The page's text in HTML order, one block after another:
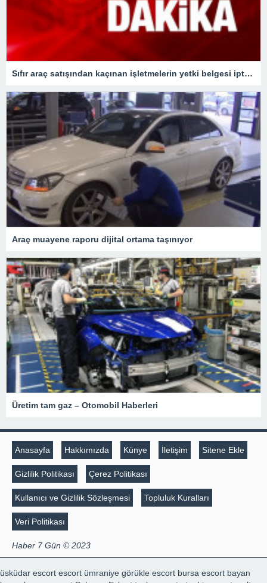
Sıfır araç satışından kaçınan işletmelerin yetki belgesi iptal edilecek
Araç muayene raporu dijital ortama taşınıyor
Üretim tam gaz – Otomobil Haberleri
Anasayfa Hakkımızda Künye İletişim Sitene Ekle
Gizlilik Politikası Çerez Politikası
Kullanıcı ve Gizlilik Sözleşmesi Topluluk Kuralları
Veri Politikası
Haber 7 Gün © 2023
üsküdar escort escort ümraniye görükle escort bursa escort bayan